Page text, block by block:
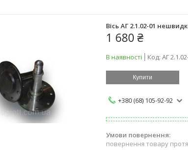
Вісь АГ 2.1.02-01
1 680 ₴
В наявності Код: АГ
Купити
+380 (68) 105-92-92
повернення товару